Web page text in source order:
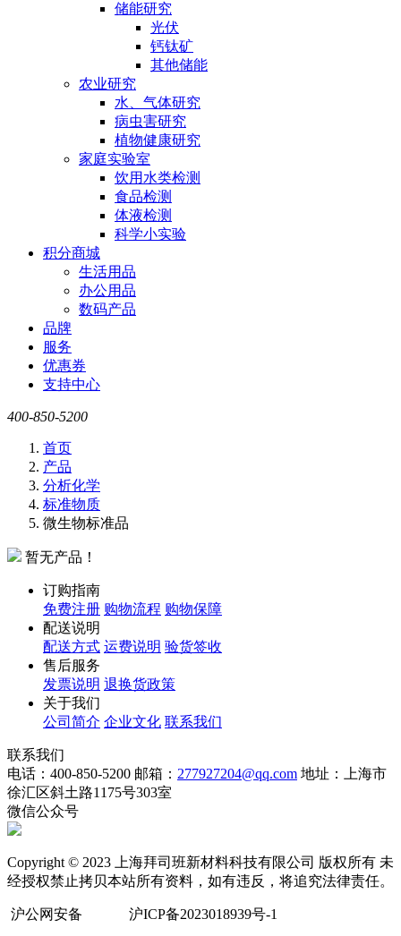
储能研究
光伏
钙钛矿
其他储能
农业研究
水、气体研究
病虫害研究
植物健康研究
家庭实验室
饮用水类检测
食品检测
体液检测
科学小实验
积分商城
生活用品
办公用品
数码产品
品牌
服务
优惠券
支持中心
400-850-5200
首页
产品
分析化学
标准物质
微生物标准品
暂无产品！
订购指南
免费注册 购物流程 购物保障
配送说明
配送方式 运费说明 验货签收
售后服务
发票说明 退换货政策
关于我们
公司简介 企业文化 联系我们
联系我们
电话：400-850-5200 邮箱： 277927204@qq.com 地址：上海市
徐汇区斜土路1175号303室
微信公众号
Copyright © 2023 上海拜司班新材料科技有限公司 版权所有 未
经授权禁止拷贝本站所有资料，如有违反，将追究法律责任。
沪公网安备 沪ICP备2023018939号-1